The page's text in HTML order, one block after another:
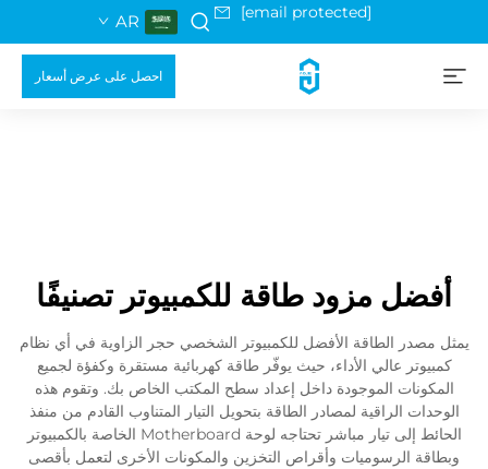
[email protected]
AR
احصل على عرض أسعار
أفضل مزود طاقة للكمبيوتر تصنيفًا
يمثل مصدر الطاقة الأفضل للكمبيوتر الشخصي حجر الزاوية في أي نظام
كمبيوتر عالي الأداء، حيث يوفّر طاقة كهربائية مستقرة وكفؤة لجميع
المكونات الموجودة داخل إعداد سطح المكتب الخاص بك. وتقوم هذه
الوحدات الراقية لمصادر الطاقة بتحويل التيار المتناوب القادم من منفذ
الحائط إلى تيار مباشر تحتاجه لوحة Motherboard الخاصة بالكمبيوتر
وبطاقة الرسوميات وأقراص التخزين والمكونات الأخرى لتعمل بأقصى